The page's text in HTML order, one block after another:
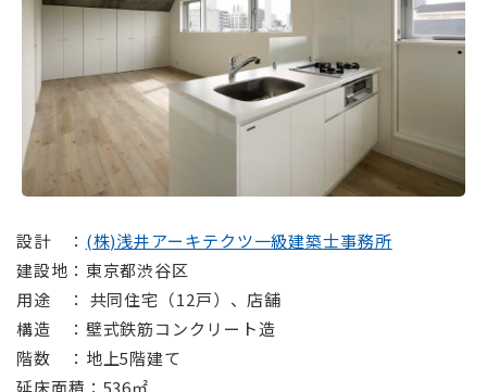
設計 ： (株)浅井アーキテクツ一級建築士事務所
建設地：東京都渋谷区
用途 ： 共同住宅（12戸）、店舗
構造 ：壁式鉄筋コンクリート造
階数 ：地上5階建て
延床面積：536㎡